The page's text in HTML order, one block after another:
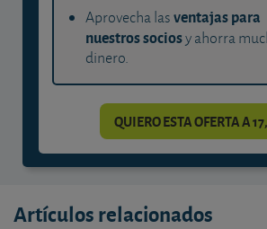
Aprovecha lasventajas para
nuestros sociosy ahorra
dinero.
QUIERO ESTA OFERTA A
Artículos relacionados